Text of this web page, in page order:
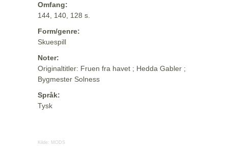
Omfang:
144, 140, 128 s.
Form/genre:
Skuespill
Noter:
Originaltitler: Fruen fra havet ; Hedda Gabler ;
Bygmester Solness
Språk:
Tysk
Kilde: MODS